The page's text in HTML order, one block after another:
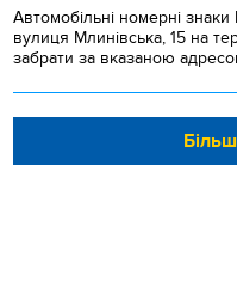
Автомобільні номерні
вулиця Млинівська, 15 на
забрати за вказаною